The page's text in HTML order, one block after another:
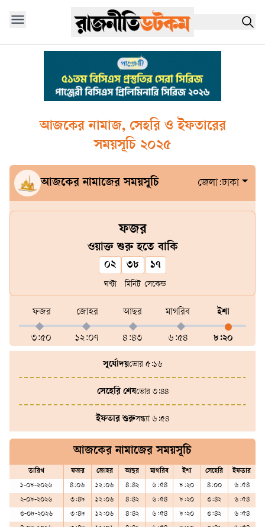
আজকের নামাজ, সেহরি ও ইফতারের
সময়সূচি ২০২৫
আজকের নামাজের সময়সূচি জেলা:ঢাকা
ফজর
ওয়াক্ত শুরু হতে বাকি
০২
ঘণ্টা
৩৮
মিনিট
১৬
সেকেন্ড
ফজর জোহর আছর মাগরিব ইশা
৩:৫০ ১২:০৭ ৪:৪৩ ৬:৫৪ ৮:২০
সূর্যোদয়ভোর ৫:১৬
সেহেরি শেষভোর ৩:৪৪
ইফতার শুরুসন্ধ্যা ৬:৫৪
আজকের নামাজের সময়সূচি
তারিখ ফজর জোহর আছর মাগরিব ইশা সেহেরি
ইফতার
১-০৮-২০২৬
৪:০৬ ১২:০৬ ৪:৪২ ৬:৫৪ ৮:২০ ৪:০০
৬:৫৪
২-০৮-২০২৬
৩:৪৮ ১২:০৬ ৪:৪২ ৬:৫৪ ৮:২০ ৩:৪২
৬:৫৪
৩-০৮-২০২৬
৩:৪৮ ১২:০৬ ৪:৪২ ৬:৫৪ ৮:২০ ৩:৪২
৬:৫৪